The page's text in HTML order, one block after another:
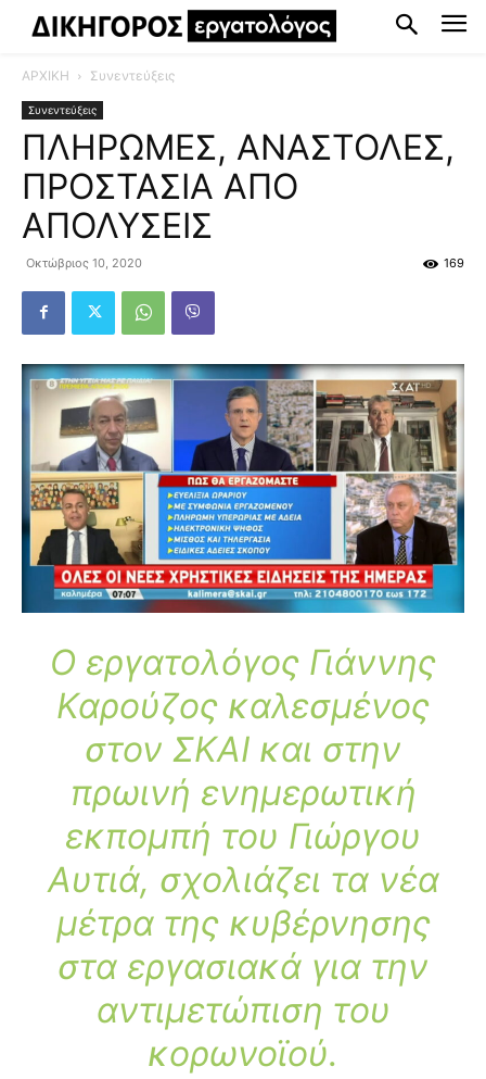
ΑΡΧΙΚΗ Συνεντεύξεις
Συνεντεύξεις
ΠΛΗΡΩΜΕΣ, ΑΝΑΣΤΟΛΕΣ,
ΠΡΟΣΤΑΣΙΑ ΑΠΟ
ΑΠΟΛΥΣΕΙΣ
Οκτώβριος 10, 2020 169
Ο εργατολόγος Γιάννης
Καρούζος καλεσμένος
στον ΣΚΑΙ και στην
πρωινή ενημερωτική
εκπομπή του Γιώργου
Αυτιά, σχολιάζει τα νέα
μέτρα της κυβέρνησης
στα εργασιακά για την
αντιμετώπιση του
κορωνοϊού.